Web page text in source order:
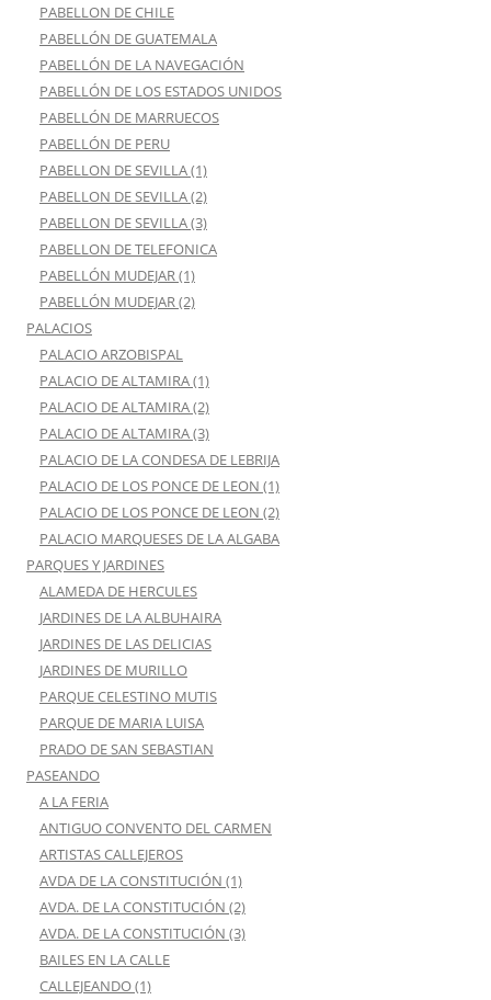
PABELLON DE CHILE
PABELLÓN DE GUATEMALA
PABELLÓN DE LA NAVEGACIÓN
PABELLÓN DE LOS ESTADOS UNIDOS
PABELLÓN DE MARRUECOS
PABELLÓN DE PERU
PABELLON DE SEVILLA (1)
PABELLON DE SEVILLA (2)
PABELLON DE SEVILLA (3)
PABELLON DE TELEFONICA
PABELLÓN MUDEJAR (1)
PABELLÓN MUDEJAR (2)
PALACIOS
PALACIO ARZOBISPAL
PALACIO DE ALTAMIRA (1)
PALACIO DE ALTAMIRA (2)
PALACIO DE ALTAMIRA (3)
PALACIO DE LA CONDESA DE LEBRIJA
PALACIO DE LOS PONCE DE LEON (1)
PALACIO DE LOS PONCE DE LEON (2)
PALACIO MARQUESES DE LA ALGABA
PARQUES Y JARDINES
ALAMEDA DE HERCULES
JARDINES DE LA ALBUHAIRA
JARDINES DE LAS DELICIAS
JARDINES DE MURILLO
PARQUE CELESTINO MUTIS
PARQUE DE MARIA LUISA
PRADO DE SAN SEBASTIAN
PASEANDO
A LA FERIA
ANTIGUO CONVENTO DEL CARMEN
ARTISTAS CALLEJEROS
AVDA DE LA CONSTITUCIÓN (1)
AVDA. DE LA CONSTITUCIÓN (2)
AVDA. DE LA CONSTITUCIÓN (3)
BAILES EN LA CALLE
CALLEJEANDO (1)